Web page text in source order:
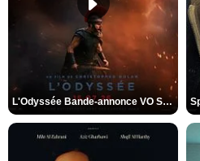
L'Odyssée Bande-annonce VO STFR